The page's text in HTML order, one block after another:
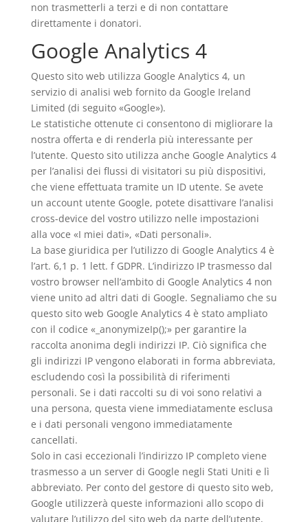
non trasmetterli a terzi e di non contattare
direttamente i donatori.
Google Analytics 4
Questo sito web utilizza Google Analytics 4, un
servizio di analisi web fornito da Google Ireland
Limited (di seguito «Google»).
Le statistiche ottenute ci consentono di migliorare la
nostra offerta e di renderla più interessante per
l’utente. Questo sito utilizza anche Google Analytics 4
per l’analisi dei flussi di visitatori su più dispositivi,
che viene effettuata tramite un ID utente. Se avete
un account utente Google, potete disattivare l’analisi
cross-device del vostro utilizzo nelle impostazioni
alla voce «I miei dati», «Dati personali».
La base giuridica per l’utilizzo di Google Analytics 4 è
l’art. 6,1 p. 1 lett. f GDPR. L’indirizzo IP trasmesso dal
vostro browser nell’ambito di Google Analytics 4 non
viene unito ad altri dati di Google. Segnaliamo che su
questo sito web Google Analytics 4 è stato ampliato
con il codice «_anonymizeIp();» per garantire la
raccolta anonima degli indirizzi IP. Ciò significa che
gli indirizzi IP vengono elaborati in forma abbreviata,
escludendo così la possibilità di riferimenti
personali. Se i dati raccolti su di voi sono relativi a
una persona, questa viene immediatamente esclusa
e i dati personali vengono immediatamente
cancellati.
Solo in casi eccezionali l’indirizzo IP completo viene
trasmesso a un server di Google negli Stati Uniti e lì
abbreviato. Per conto del gestore di questo sito web,
Google utilizzerà queste informazioni allo scopo di
valutare l’utilizzo del sito web da parte dell’utente,